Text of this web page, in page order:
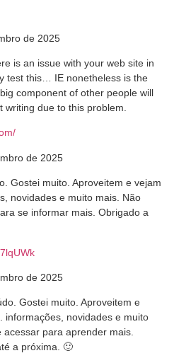
de 2025
is an issue with your web site in
test this… IE nonetheless is the
component of other people will
writing due to this problem.
de 2025
Gostei muito. Aproveitem e vejam
novidades e muito mais. Não
se informar mais. Obrigado a
de 2025
Gostei muito. Aproveitem e
informações, novidades e muito
acessar para aprender mais.
a próxima. 🙂